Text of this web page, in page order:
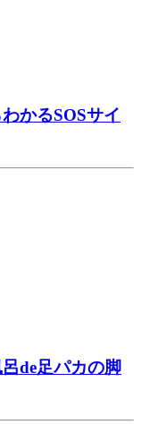
かるSOSサイ
de足パカの脚